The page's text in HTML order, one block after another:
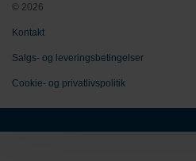
© 2026
Kontakt
Salgs- og leveringsbetingelser
Cookie- og privatlivspolitik